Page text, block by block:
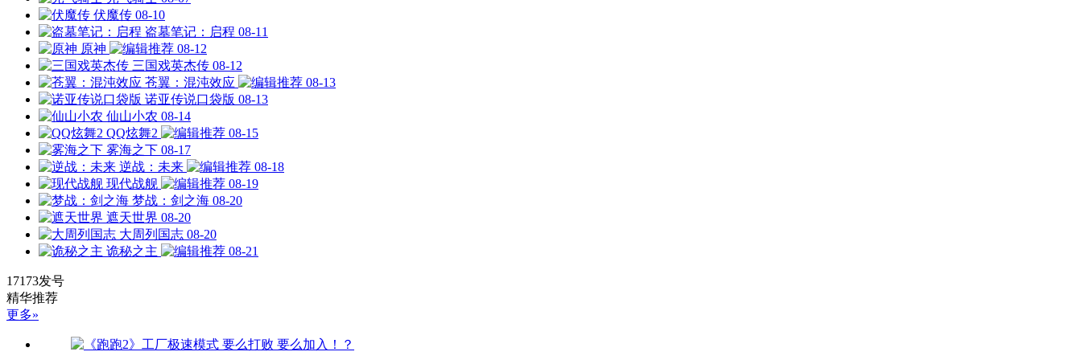
伏魔传 08-10
盗墓笔记：启程 08-11
原神
08-12
三国戏英杰传 08-12
苍翼：混沌效应
08-13
诺亚传说口袋版 08-13
仙山小农 08-14
QQ炫舞2
08-15
雾海之下 08-17
逆战：未来
08-18
现代战舰
08-19
梦战：剑之海 08-20
遮天世界 08-20
大周列国志 08-20
诡秘之主
08-21
17173发号
精华推荐
更多»